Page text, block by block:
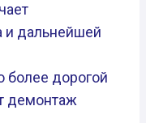
и дальнейшей
более дорогой
демонтаж